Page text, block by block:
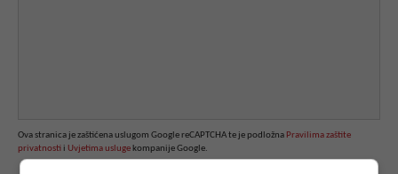
Ova stranica je zaštićena uslugom Google reCAPTCHA te je podložna Pravilima zaštite
privatnosti i Uvjetima usluge kompanije Google.